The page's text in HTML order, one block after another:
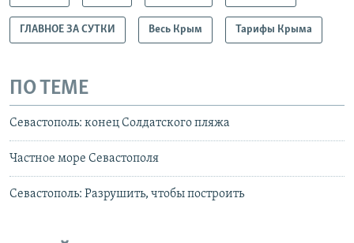
ГЛАВНОЕ ЗА СУТКИ Весь Крым Тарифы Крыма
ПО ТЕМЕ
Севастополь: конец Солдатского пляжа
Частное море Севастополя
Севастополь: Разрушить, чтобы построить